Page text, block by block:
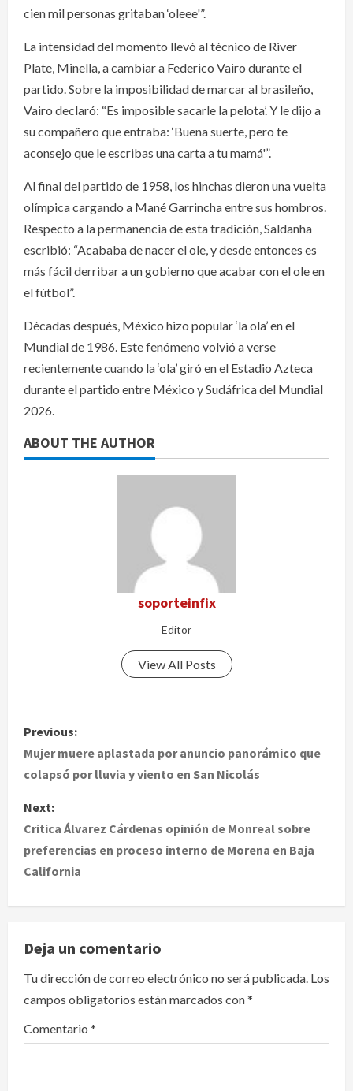
cien mil personas gritaban ‘oleee'”.
La intensidad del momento llevó al técnico de River
Plate, Minella, a cambiar a Federico Vairo durante el
partido. Sobre la imposibilidad de marcar al brasileño,
Vairo declaró: “Es imposible sacarle la pelota’. Y le dijo a
su compañero que entraba: ‘Buena suerte, pero te
aconsejo que le escribas una carta a tu mamá'”.
Al final del partido de 1958, los hinchas dieron una vuelta
olímpica cargando a Mané Garrincha entre sus hombros.
Respecto a la permanencia de esta tradición, Saldanha
escribió: “Acababa de nacer el ole, y desde entonces es
más fácil derribar a un gobierno que acabar con el ole en
el fútbol”.
Décadas después, México hizo popular ‘la ola’ en el
Mundial de 1986. Este fenómeno volvió a verse
recientemente cuando la ‘ola’ giró en el Estadio Azteca
durante el partido entre México y Sudáfrica del Mundial
2026.
ABOUT THE AUTHOR
soporteinfix
Editor
View All Posts
P
o
t
n
i
g
a
Previous:
Mujer muere aplastada por anuncio panorámico que
colapsó por lluvia y viento en San Nicolás
Next:
Critica Álvarez Cárdenas opinión de Monreal sobre
preferencias en proceso interno de Morena en Baja
California
Deja un comentario
Tu dirección de correo electrónico no será publicada. Los
campos obligatorios están marcados con*
Comentario *